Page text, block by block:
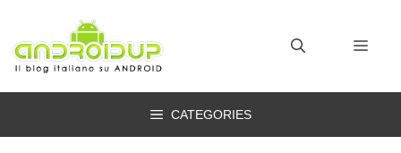
contenuto
CATEGORIES